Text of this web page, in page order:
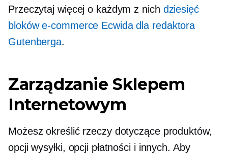
Przeczytaj więcej o każdym z nich dziesięć
bloków e-commerce Ecwida dla redaktora
Gutenberga.
Zarządzanie Sklepem
Internetowym
Możesz określić rzeczy dotyczące produktów,
opcji wysyłki, opcji płatności i innych. Aby